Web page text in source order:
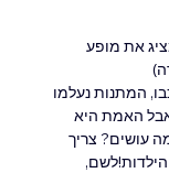
את מופע
המתנות נעלמו
האמת היא
עושים? צריך